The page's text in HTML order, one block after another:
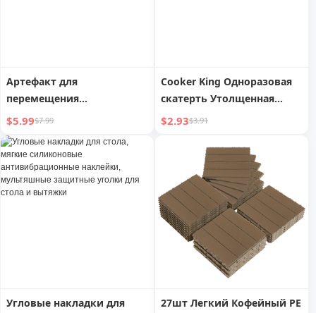
Артефакт для
перемещения
холодильника,
стиральной машины,
дивана, подвижный ролик
для мебели,
универсальное колесо,
перемещатель
$5.99$7.99
Cooker King Одноразовая
скатерть Утолщенная
водонепроницаемая
пластиковая пленка
Круглый стол для
домашнего и
коммерческого
использования Пикник
$2.93$3.91
Угловые накладки для
27шт Легкий Кофейный PE